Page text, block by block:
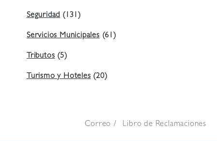
Seguridad(131)
Servicios Municipales(61)
Tributos(5)
Turismo y Hoteles(20)
Correo Libro de Reclamaciones